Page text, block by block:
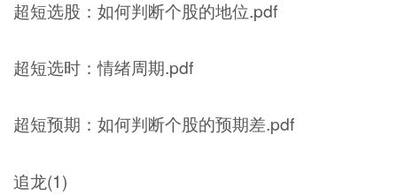
超短选股：如何判断个股的地位.pdf
超短选时：情绪周期.pdf
超短预期：如何判断个股的预期差.pdf
追龙(1)